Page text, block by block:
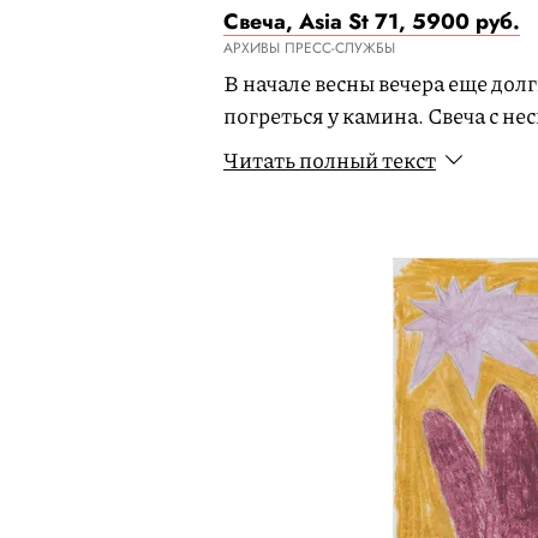
Свеча, Asia St 71, 5900 руб.
АРХИВЫ ПРЕСС-СЛУЖБЫ
В начале весны вечера еще
погреться у камина. Свеча с
заменит его в городской
деликатный аромат.
Читать полный текст